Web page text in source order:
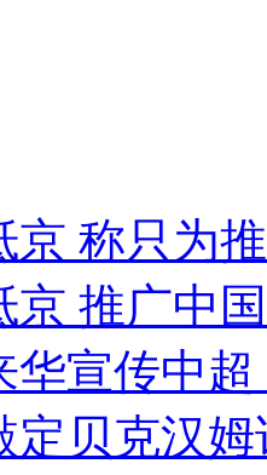
合力深夜将其击毙
狠手拳打脚踢
京 称只为
京 推广中
华宣传中
定贝克汉